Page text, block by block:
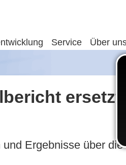
Service Über
Ergebnisse über